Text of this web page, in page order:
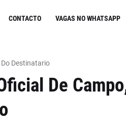
CONTACTO VAGAS NO WHATSAPP
Destinatario
De